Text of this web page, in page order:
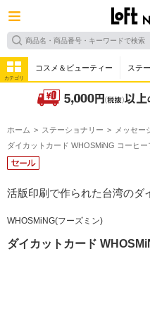
カテゴリ
コスメ＆ビューティー ステ
ホーム ステーショナリー メッセー
ダイカットカード WHOSMiNG コーヒー
活版印刷で作られた台湾のダ
WHOSMiNG(フーズミン)
ダイカットカード